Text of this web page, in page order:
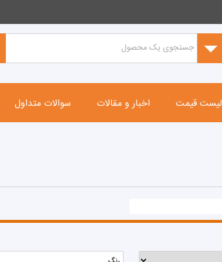
لیست قیمت اخبار و مقالات سوالات متداول